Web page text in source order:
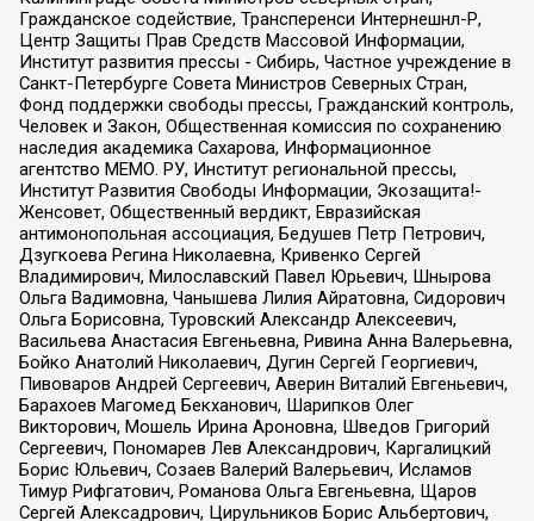
Гражданское содействие, Трансперенси Интернешнл-Р,
Центр Защиты Прав Средств Массовой Информации,
Институт развития прессы - Сибирь, Частное учреждение в
Санкт-Петербурге Совета Министров Северных Стран,
Фонд поддержки свободы прессы, Гражданский контроль,
Человек и Закон, Общественная комиссия по сохранению
наследия академика Сахарова, Информационное
агентство МЕМО. РУ, Институт региональной прессы,
Институт Развития Свободы Информации, Экозащита!-
Женсовет, Общественный вердикт, Евразийская
антимонопольная ассоциация, Бедушев Петр Петрович,
Дзугкоева Регина Николаевна, Кривенко Сергей
Владимирович, Милославский Павел Юрьевич, Шнырова
Ольга Вадимовна, Чанышева Лилия Айратовна, Сидорович
Ольга Борисовна, Туровский Александр Алексеевич,
Васильева Анастасия Евгеньевна, Ривина Анна Валерьевна,
Бойко Анатолий Николаевич, Дугин Сергей Георгиевич,
Пивоваров Андрей Сергеевич, Аверин Виталий Евгеньевич,
Барахоев Магомед Бекханович, Шарипков Олег
Викторович, Мошель Ирина Ароновна, Шведов Григорий
Сергеевич, Пономарев Лев Александрович, Каргалицкий
Борис Юльевич, Созаев Валерий Валерьевич, Исламов
Тимур Рифгатович, Романова Ольга Евгеньевна, Щаров
Сергей Алексадрович, Цирульников Борис Альбертович,